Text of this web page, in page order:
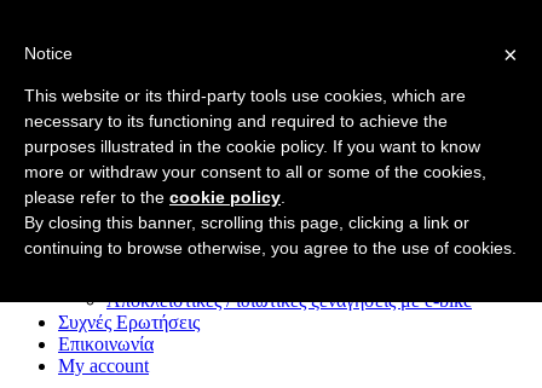
Home
ποδήλατα
Ηλεκτρικά Ποδήλατα
Οικογενειακά ποδήλατα
Vespa & scooters
Our vehicles
Ξενάγηση!Tour
Ξεναγήσεις με e‑bike στο ιστορικό κέντρο
Ξεναγήσεις με e‑bike στη Via Appia
Αποκλειστικές / ιδιωτικές ξεναγήσεις με e‑bike
Συχνές Ερωτήσεις
Επικοινωνία
My account
×
Notice
This website or its third-party tools use cookies, which are
necessary to its functioning and required to achieve the
purposes illustrated in the cookie policy. If you want to know
more or withdraw your consent to all or some of the cookies,
please refer to the cookie policy
By closing this banner, scrolling this page, clicking a link or
continuing to browse otherwise, you agree to the use of cookies.